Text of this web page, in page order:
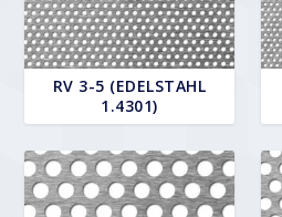
RV 3-5 (EDELSTAHL
1.4301)